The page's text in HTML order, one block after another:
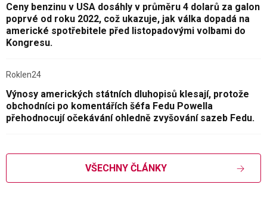
Ceny benzinu v USA dosáhly v průměru 4 dolarů za galon
poprvé od roku 2022, což ukazuje, jak válka dopadá na
americké spotřebitele před listopadovými volbami do
Kongresu.
Roklen24
Výnosy amerických státních dluhopisů klesají, protože
obchodníci po komentářích šéfa Fedu Powella
přehodnocují očekávání ohledně zvyšování sazeb Fedu.
VŠECHNY ČLÁNKY